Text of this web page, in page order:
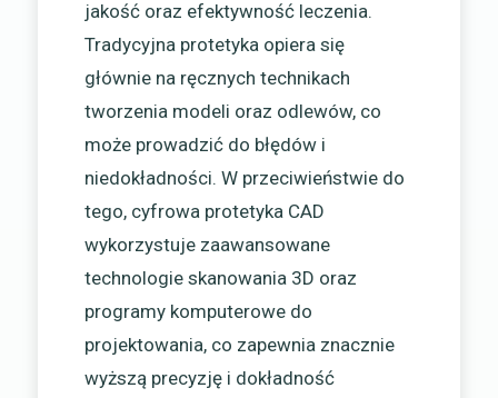
jakość oraz efektywność leczenia.
Tradycyjna protetyka opiera się
głównie na ręcznych technikach
tworzenia modeli oraz odlewów, co
może prowadzić do błędów i
niedokładności. W przeciwieństwie do
tego, cyfrowa protetyka CAD
wykorzystuje zaawansowane
technologie skanowania 3D oraz
programy komputerowe do
projektowania, co zapewnia znacznie
wyższą precyzję i dokładność